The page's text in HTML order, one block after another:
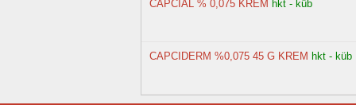
CAPCIAL % 0,075 KREM hkt - küb
CAPCIDERM %0,075 45 G KREM hkt - küb